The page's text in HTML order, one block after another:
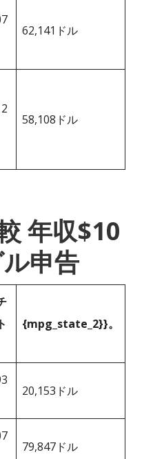
62,141ドル
58,108ドル
年収$10
申告
{mpg_state_2}}。
20,153ドル
79,847ドル